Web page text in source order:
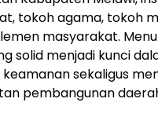
tokoh agama, tokoh
masyarakat.
solid menjadi kunci
sekaligus
pembangunan